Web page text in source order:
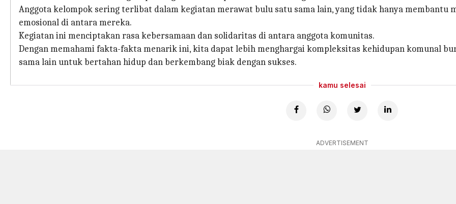
Anggota kelompok sering terlibat dalam kegiatan merawat bulu satu sama lain, yang tidak hanya membantu
emosional di antara mereka.
Kegiatan ini menciptakan rasa kebersamaan dan solidaritas di antara anggota komunitas.
Dengan memahami fakta-fakta menarik ini, kita dapat lebih menghargai kompleksitas kehidupan komunal
sama lain untuk bertahan hidup dan berkembang biak dengan sukses.
kamu selesai
ADVERTISEMENT